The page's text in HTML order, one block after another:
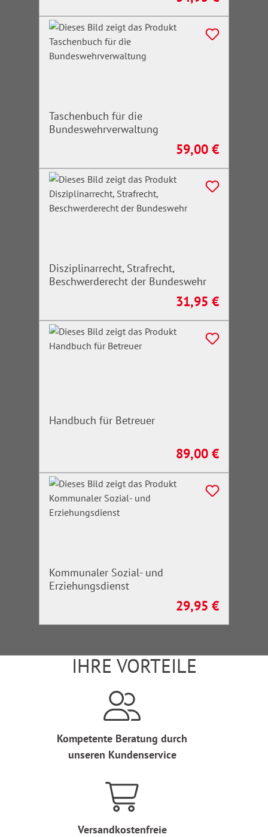
Taschenbuch für die
Bundeswehrverwaltung
Regulärer Preis:
59,00 €
Disziplinarrecht, Strafrecht,
Beschwerderecht der Bundeswehr
Regulärer Preis:
31,95 €
Handbuch für Betreuer
Regulärer Preis:
89,00 €
Kommunaler Sozial- und
Erziehungsdienst
Regulärer Preis:
29,95 €
IHRE VORTEILE
Kompetente Beratung durch
unseren Kundenservice
Versandkostenfreie